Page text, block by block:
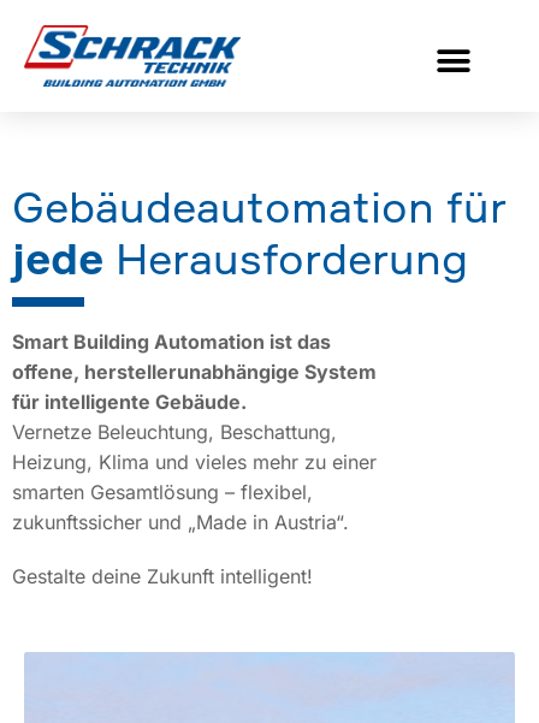
Smarte
Lösungen für
Gebäudeautomation für
jede Herausforderung
Smart Building Automation ist das
offene, herstellerunabhängige System
für intelligente Gebäude.
Vernetze Beleuchtung, Beschattung,
Heizung, Klima und vieles mehr zu einer
smarten Gesamtlösung – flexibel,
zukunftssicher und „Made in Austria“.
Gestalte deine Zukunft intelligent!